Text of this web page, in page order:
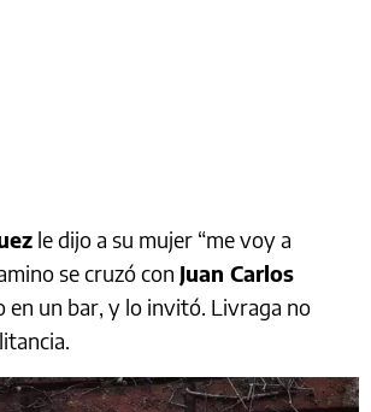
le dijo a su mujer “me voy a
se cruzó con Juan Carlos
en un bar, y lo invitó. Livraga no